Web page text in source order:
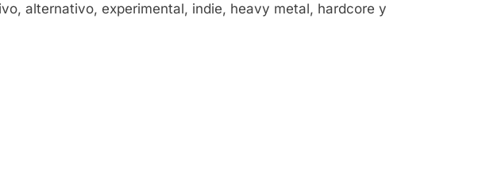
alternativo, experimental, indie, heavy metal, hardcore y